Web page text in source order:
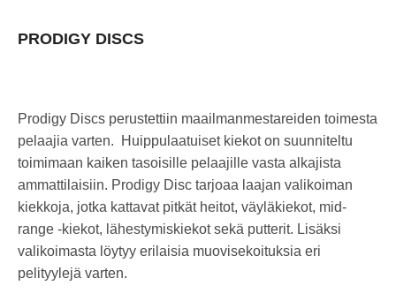
PRODIGY DISCS
Prodigy Discs perustettiin maailmanmestareiden toimesta
pelaajia varten. Huippulaatuiset kiekot on suunniteltu
toimimaan kaiken tasoisille pelaajille vasta alkajista
ammattilaisiin. Prodigy Disc tarjoaa laajan valikoiman
kiekkoja, jotka kattavat pitkät heitot, väyläkiekot, mid-
range -kiekot, lähestymiskiekot sekä putterit. Lisäksi
valikoimasta löytyy erilaisia muovisekoituksia eri
pelityylejä varten.